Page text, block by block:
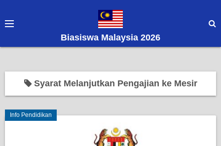
Biasiswa Malaysia 2026
Syarat Melanjutkan Pengajian ke Mesir
Info Pendidikan